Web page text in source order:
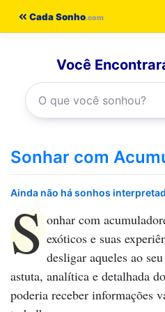
Cada Sonho
Você
Sonhar com
Ainda não há sonhos
S onhar com
exóticos e suas
desligar aqueles ao
astuta, analítica e detalhada
poderia receber informações